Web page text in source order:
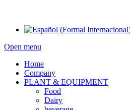
Open menu
Home
Company
PLANT & EQUIPMENT
Food
Dairy